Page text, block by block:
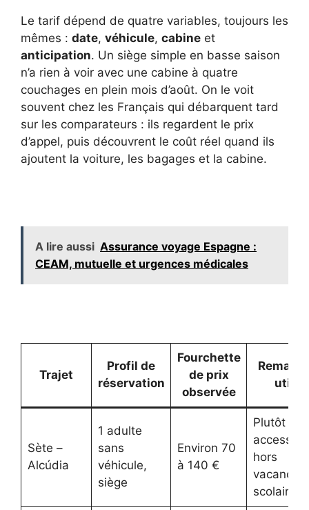
Le tarif dépend de quatre variables, toujours les
mêmes : date, véhicule, cabine et
anticipation. Un siège simple en basse saison
n’a rien à voir avec une cabine à quatre
couchages en plein mois d’août. On le voit
souvent chez les Français qui débarquent tard
sur les comparateurs : ils regardent le prix
d’appel, puis découvrent le coût réel quand ils
ajoutent la voiture, les bagages et la cabine.
A lire aussi Assurance voyage Espagne :
CEAM, mutuelle et urgences médicales
Trajet
Profil de
réservation
Fourchette
de prix
observée
utile
Sète –
Alcúdia
1 adulte
sans
véhicule,
siège
Environ 70
à 140 €
Plutôt
hors
vacances
scolaires